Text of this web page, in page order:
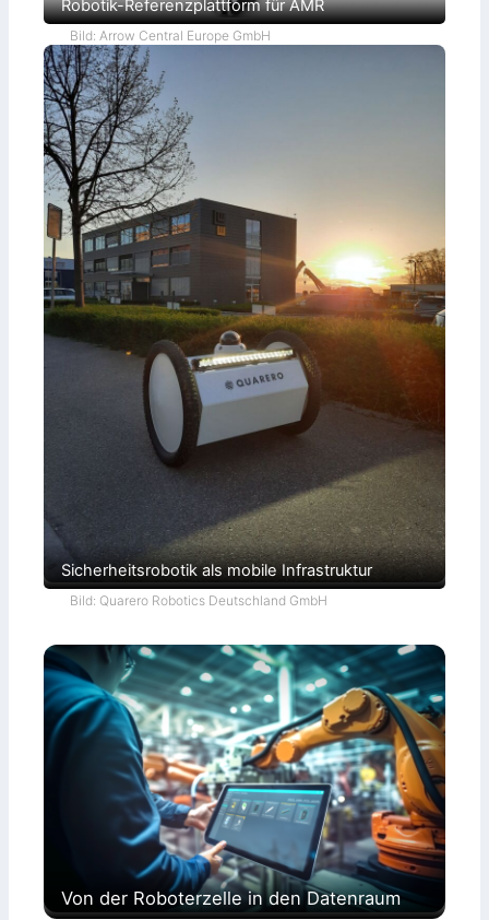
Robotik-Referenzplattform für AMR
Bild: Arrow Central Europe GmbH
Sicherheitsrobotik als mobile Infrastruktur
Bild: Quarero Robotics Deutschland GmbH
Von der Roboterzelle in den Datenraum